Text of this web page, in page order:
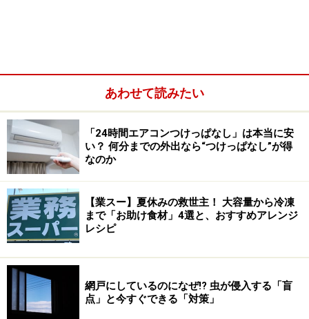
2016年4月から日本も電力の自由化となり、それまでの
地域電力会社以外とも契約ができるようになりました。
ガス会社や通信業者、石油会社ほか様々な業種の会社が
参入し、電力とのセットで大きな割引サービスをしてい
るところもあります。自分の家が何にいくらくらい使っ
ているのかを把握し、電力会社を変えることによって固
定費を大きく減らすことができるかもしれません。従来
の地域電力会社の契約のほうが安くなるという家庭もあ
ります。
あわせて読みたい
「24時間エアコンつけっぱなし」は本当に安
い？ 何分までの外出なら“つけっぱなし”が得
なのか
【業スー】夏休みの救世主！ 大容量から冷凍
まで「お助け食材」4選と、おすすめアレンジ
レシピ
網戸にしているのになぜ!? 虫が侵入する「盲
点」と今すぐできる「対策」